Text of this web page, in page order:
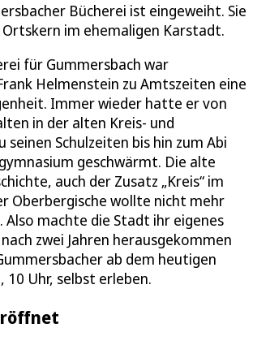
Bücherei ist eingeweiht. Sie
im ehemaligen Karstadt.
für Gummersbach war
Helmenstein zu Amtszeiten eine
Immer wieder hatte er von
in der alten Kreis- und
seinen Schulzeiten bis hin zum Abi
geschwärmt. Die alte
auch der Zusatz „Kreis“ im
Oberbergische wollte nicht mehr
machte die Stadt ihr eigenes
zwei Jahren herausgekommen
ab dem heutigen
Uhr, selbst erleben.